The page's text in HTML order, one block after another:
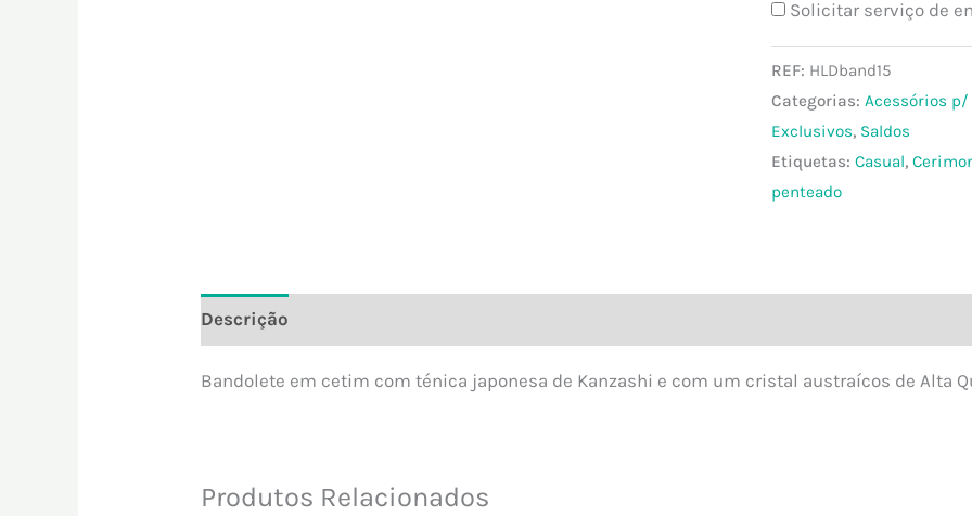
Solicitar serviço de
REF: HLDband15
Categorias: Acessórios p/
Exclusivos, Saldos
Etiquetas: Casual,
penteado
Descrição
Bandolete em cetim com ténica japonesa de Kanzashi e com um cristal austraícos de Alta
Produtos Relacionados